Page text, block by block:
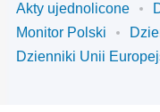
Akty ujednolicone
Monitor Polski
Dzienniki Unii